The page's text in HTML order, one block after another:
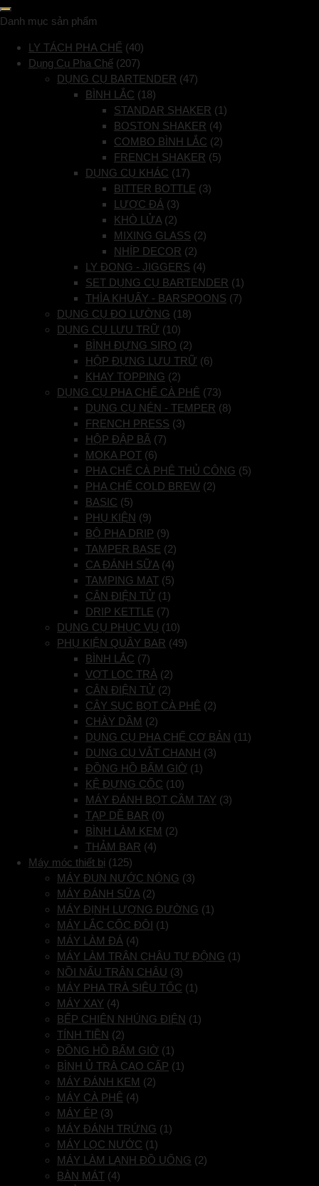
Danh mục sản phẩm
LY TÁCH PHA CHẾ (40)
Dụng Cụ Pha Chế (207)
DỤNG CỤ BARTENDER (47)
BÌNH LẮC (18)
STANDAR SHAKER (1)
BOSTON SHAKER (4)
COMBO BÌNH LẮC (2)
FRENCH SHAKER (5)
DỤNG CỤ KHÁC (17)
BITTER BOTTLE (3)
LƯỢC ĐÁ (3)
KHÒ LỬA (2)
MIXING GLASS (2)
NHÍP DECOR (2)
LY ĐONG - JIGGERS (4)
SET DỤNG CỤ BARTENDER (1)
THÌA KHUẤY - BARSPOONS (7)
DỤNG CỤ ĐO LƯỜNG (18)
DỤNG CỤ LƯU TRỮ (10)
BÌNH ĐỰNG SIRO (2)
HỘP ĐỰNG LƯU TRỮ (6)
KHAY TOPPING (2)
DỤNG CỤ PHA CHẾ CÀ PHÊ (73)
DỤNG CỤ NÉN - TEMPER (8)
FRENCH PRESS (3)
HỘP ĐẬP BÃ (7)
MOKA POT (6)
PHA CHẾ CÀ PHÊ THỦ CÔNG (5)
PHA CHẾ COLD BREW (2)
BASIC (5)
PHỤ KIỆN (9)
BỘ PHA DRIP (9)
TAMPER BASE (2)
CA ĐÁNH SỮA (4)
TAMPING MAT (5)
CÂN ĐIỆN TỬ (1)
DRIP KETTLE (7)
DỤNG CỤ PHỤC VỤ (10)
PHỤ KIỆN QUẦY BAR (49)
BÌNH LẮC (7)
VỢT LỌC TRÀ (2)
CÂN ĐIỆN TỬ (2)
CÂY SỤC BỌT CÀ PHÊ (2)
CHÀY DẦM (2)
DỤNG CỤ PHA CHẾ CƠ BẢN (11)
DỤNG CỤ VẮT CHANH (3)
ĐỒNG HỒ BẤM GIỜ (1)
KỆ ĐỰNG CỐC (10)
MÁY ĐÁNH BỌT CẦM TAY (3)
TẠP DỀ BAR (0)
BÌNH LÀM KEM (2)
THẢM BAR (4)
Máy móc thiết bị (125)
MÁY ĐUN NƯỚC NÓNG (3)
MÁY ĐÁNH SỮA (2)
MÁY ĐỊNH LƯỢNG ĐƯỜNG (1)
MÁY LẮC CỐC ĐÔI (1)
MÁY LÀM ĐÁ (4)
MÁY LÀM TRÂN CHÂU TỰ ĐỘNG (1)
NỒI NẤU TRÂN CHÂU (3)
MÁY PHA TRÀ SIÊU TỐC (1)
MÁY XAY (4)
BẾP CHIÊN NHÚNG ĐIỆN (1)
TÍNH TIỀN (2)
ĐỒNG HỒ BẤM GIỜ (1)
BÌNH Ủ TRÀ CAO CẤP (1)
MÁY ĐÁNH KEM (2)
MÁY CÀ PHÊ (4)
MÁY ÉP (3)
MÁY ĐÁNH TRỨNG (1)
MÁY LỌC NƯỚC (1)
MÁY LÀM LẠNH ĐỒ UỐNG (2)
BÀN MÁT (4)